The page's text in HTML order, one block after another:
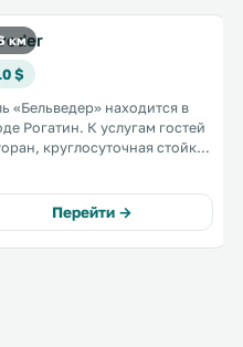
км
$
«Бельведер» находится в
К услугам гостей
круглосуточная стойка
Wi-Fi. .
Перейти →